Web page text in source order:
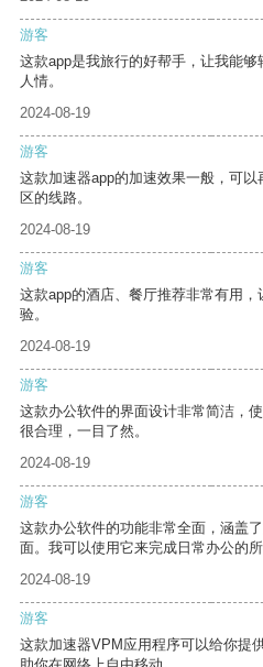
游客
这款app是我旅行的好帮手，让我能
人情。
2024-08-19
游客
这款加速器app的加速效果一般，可
区的线路。
2024-08-19
游客
这款app的酒店、餐厅推荐非常有用
验。
2024-08-19
游客
这款办公软件的界面设计非常简洁，
很合理，一目了然。
2024-08-19
游客
这款办公软件的功能非常全面，涵盖
面。我可以使用它来完成日常办公的所
2024-08-19
游客
这款加速器VPM应用程序可以给你提